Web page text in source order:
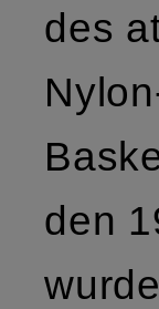
des
den